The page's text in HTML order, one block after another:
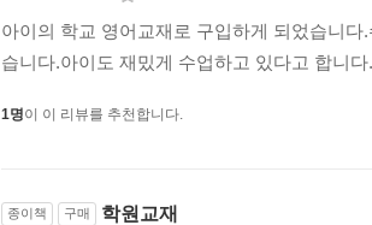
아이의 학교 영어교재로 구입하게 되었습니
습니다.아이도 재밌게 수업하고 있다고 합니
1명이 이 리뷰를 추천합니다.
종이책 구매 학원교재